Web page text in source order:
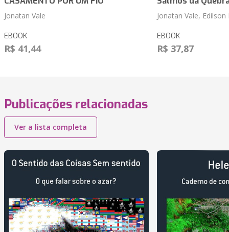
Jonatan Vale
EBOOK
R$ 41,44
Jonatan Vale,
EBOOK
R$ 37,87
Publicações relacionadas
Ver a lista completa